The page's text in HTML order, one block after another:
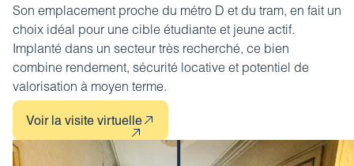
Découvrir votre profil investisseur
Guide des projets urbains
Son emplacement proche du métro D et du tram, en fait un
choix idéal pour une cible étudiante et jeune actif.
Implanté dans un secteur très recherché, ce bien
combine rendement, sécurité locative et potentiel de
valorisation à moyen terme.
Voir la visite virtuelle